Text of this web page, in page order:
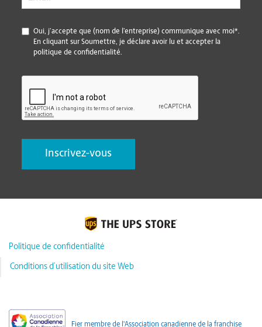
*
Oui, j’accepte que (nom de l’entreprise) communique avec moi*.
En cliquant sur Soumettre, je déclare avoir lu et accepter la
politique de confidentialité.
Politique de confidentialité
Conditions d’utilisation du site Web
Fier membre de l'Association canadienne de la franchise